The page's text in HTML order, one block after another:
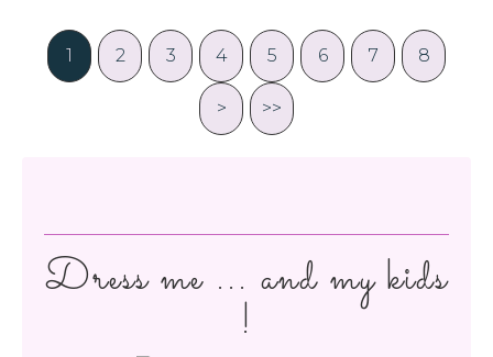
1 2 3 4 5 6 7 8
> >>
Dress me ... and my kids
!